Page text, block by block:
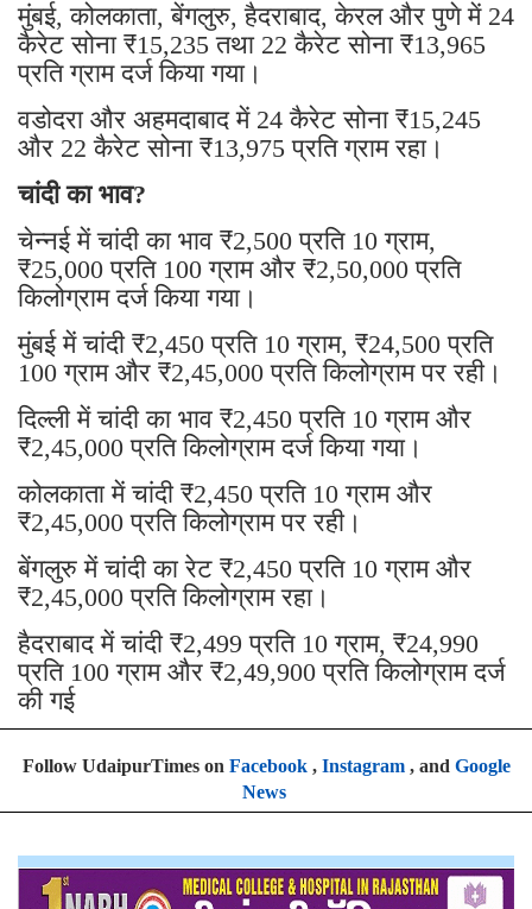
मुंबई, कोलकाता, बेंगलुरु, हैदराबाद, केरल और पुणे में 24
कैरेट सोना ₹15,235 तथा 22 कैरेट सोना ₹13,965
प्रति ग्राम दर्ज किया गया।
वडोदरा और अहमदाबाद में 24 कैरेट सोना ₹15,245
और 22 कैरेट सोना ₹13,975 प्रति ग्राम रहा।
चांदी का भाव?
चेन्नई में चांदी का भाव ₹2,500 प्रति 10 ग्राम,
₹25,000 प्रति 100 ग्राम और ₹2,50,000 प्रति
किलोग्राम दर्ज किया गया।
मुंबई में चांदी ₹2,450 प्रति 10 ग्राम, ₹24,500 प्रति
100 ग्राम और ₹2,45,000 प्रति किलोग्राम पर रही।
दिल्ली में चांदी का भाव ₹2,450 प्रति 10 ग्राम और
₹2,45,000 प्रति किलोग्राम दर्ज किया गया।
कोलकाता में चांदी ₹2,450 प्रति 10 ग्राम और
₹2,45,000 प्रति किलोग्राम पर रही।
बेंगलुरु में चांदी का रेट ₹2,450 प्रति 10 ग्राम और
₹2,45,000 प्रति किलोग्राम रहा।
हैदराबाद में चांदी ₹2,499 प्रति 10 ग्राम, ₹24,990
प्रति 100 ग्राम और ₹2,49,900 प्रति किलोग्राम दर्ज
की गई
Follow UdaipurTimes on Facebook, Instagram, and Google
News